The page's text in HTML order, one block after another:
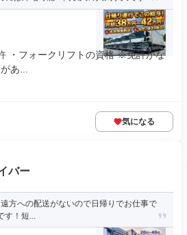
・フォークリフトの資格 ※免許がな
あ...
気になる
バー
遠方への配送がないので日帰りでお仕事で
す！短...